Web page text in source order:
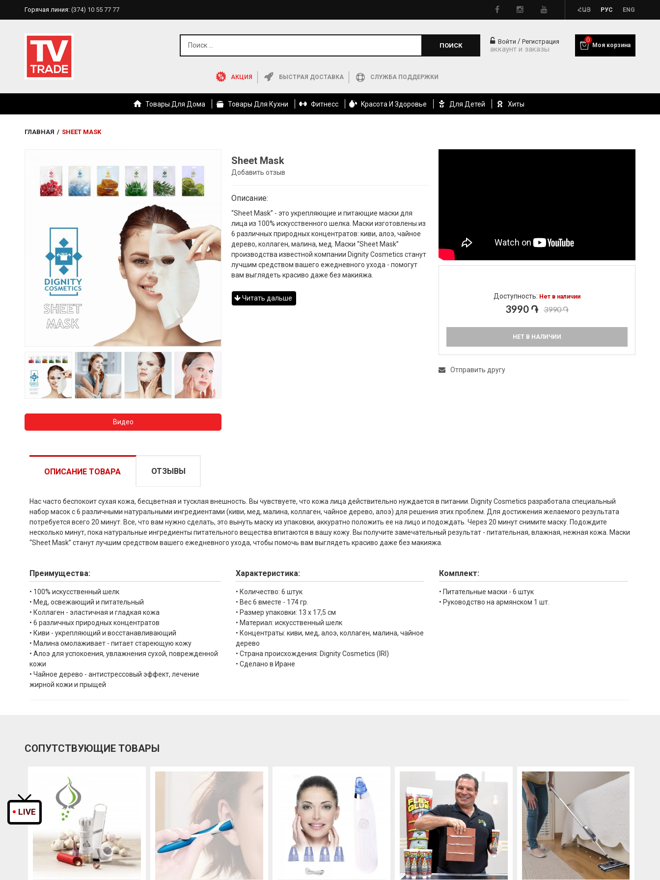
Горячая линия: (374) 10 55 77 77 ՀԱՅ РУС ENG
ПОИСК
АКЦИЯ БЫСТРАЯ ДОСТАВКА СЛУЖБА ПОДДЕРЖКИ
Войти / Регистрация
аккаунт и заказы
0
Моя корзина
Товары Для Дома Товары Для Кухни Фитнесс Kрасота И Здоровье Для Детей Хиты
ГЛАВНАЯ / SHEET MASK
Видео
Sheet Mask
Добавить отзыв
Описание:
“Sheet Mask” - это укрепляющие и питающие маски для
лица из 100% искусственного шелка. Маски изготовлены из
6 различных природных концентратов: киви, алоэ, чайное
дерево, коллаген, малина, мед. Маски “Sheet Mask”
производства известной компании Dignity Cosmetics станут
лучшим средством вашего ежедневного ухода - помогут
вам выглядеть красиво даже без макияжа.
Читать дальше Доступность: Нет в наличии
3990 ֏ 3990 ֏
НЕТ В НАЛИЧИИ
Отправить другу
ОПИСАНИЕ ТОВАРА
Нас часто беспокоит сухая кожа, бесцветная и тусклая внешность. Вы чувствуете, что кожа лица действительно нуждается в питании. Dignity Cosmetics разработала специальный
набор масок с 6 различными натуральными ингредиентами (киви, мед, малина, коллаген, чайное дерево, алоэ) для решения этих проблем. Для достижения желаемого результата
потребуется всего 20 минут. Все, что вам нужно сделать, это вынуть маску из упаковки, аккуратно положить ее на лицо и подождать. Через 20 минут снимите маску. Подождите
несколько минут, пока натуральные ингредиенты питательного вещества впитаются в вашу кожу. Вы получите замечательный результат - питательная, влажная, нежная кожа. Маски
“Sheet Mask” станут лучшим средством вашего ежедневного ухода, чтобы помочь вам выглядеть красиво даже без макияжа.
Преимущества:
• 100% искусственный шелк
• Мед, освежающий и питательный
• Коллаген - эластичная и гладкая кожа
• 6 различных природных концентратов
• Киви - укрепляющий и восстанавливающий
• Малина омолаживает - питает стареющую кожу
• Алоэ для успокоения, увлажнения сухой, поврежденной
кожи
• Чайное дерево - антистрессовый эффект, лечение
жирной кожи и прыщей
Характеристика:
• Количество: 6 штук
• Вес 6 вместе - 174 гр.
• Размер упаковки: 13 х 17,5 см
• Материал: искусственный шелк
• Концентраты: киви, мед, алоэ, коллаген, малина, чайное
дерево
• Страна происхождения: Dignity Cosmetics (IRI)
• Сделано в Иране
Комплект:
• Питательные маски - 6 штук
• Руководство на армянском 1 шт.
ОТЗЫВЫ
СОПУТСТВУЮЩИЕ ТОВАРЫ
LIVE